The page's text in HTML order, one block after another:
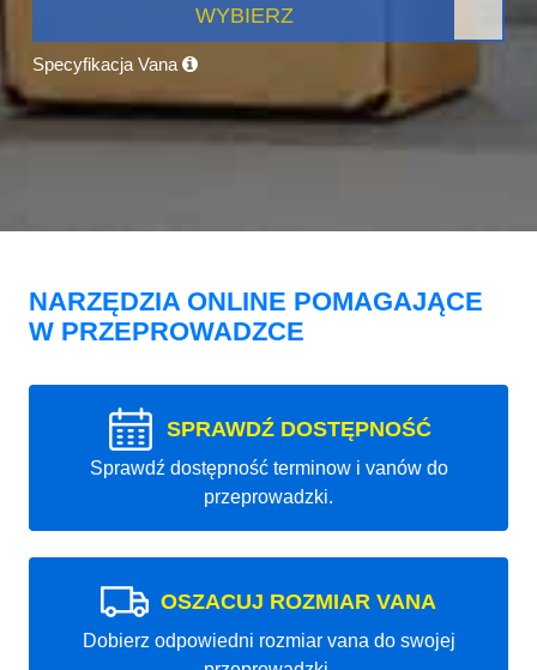
WYBIERZ
Specyfikacja Vana
NARZĘDZIA ONLINE POMAGAJĄCE
W PRZEPROWADZCE
SPRAWDŹ DOSTĘPNOŚĆ
Sprawdź dostępność terminow i vanów do
przeprowadzki.
OSZACUJ ROZMIAR VANA
Dobierz odpowiedni rozmiar vana do swojej